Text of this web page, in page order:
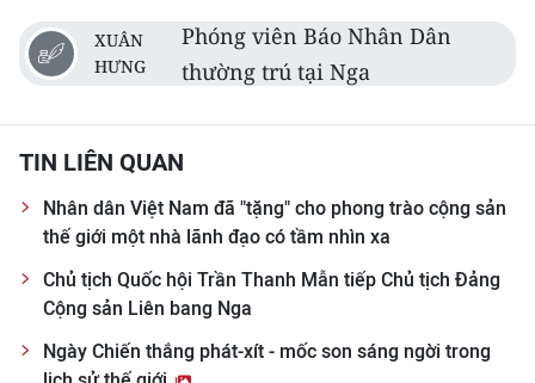
XUÂN
HƯNG
Phóng viên Báo Nhân Dân
thường trú tại Nga
TIN LIÊN QUAN
Nhân dân Việt Nam đã "tặng" cho phong trào cộng sản
thế giới một nhà lãnh đạo có tầm nhìn xa
Chủ tịch Quốc hội Trần Thanh Mẫn tiếp Chủ tịch Đảng
Cộng sản Liên bang Nga
Ngày Chiến thắng phát-xít - mốc son sáng ngời trong